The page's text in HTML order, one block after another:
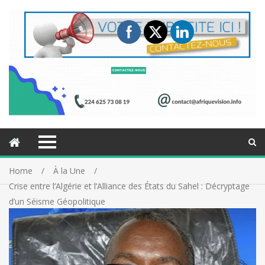
Home
À la Une
Crise entre l’Algérie et l’Alliance des États du Sahel : Décryptage
d’un Séisme Géopolitique